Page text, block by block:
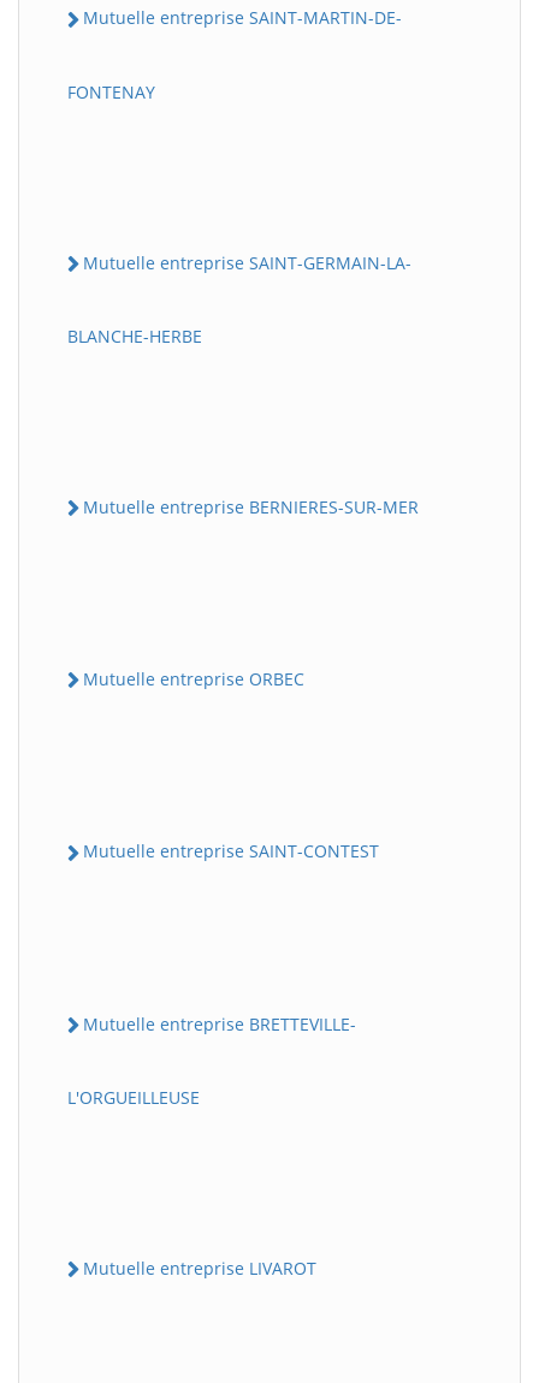
Mutuelle entreprise SAINT-MARTIN-DE-
FONTENAY
Mutuelle entreprise SAINT-GERMAIN-LA-
BLANCHE-HERBE
Mutuelle entreprise BERNIERES-SUR-MER
Mutuelle entreprise ORBEC
Mutuelle entreprise SAINT-CONTEST
Mutuelle entreprise BRETTEVILLE-
L'ORGUEILLEUSE
Mutuelle entreprise LIVAROT